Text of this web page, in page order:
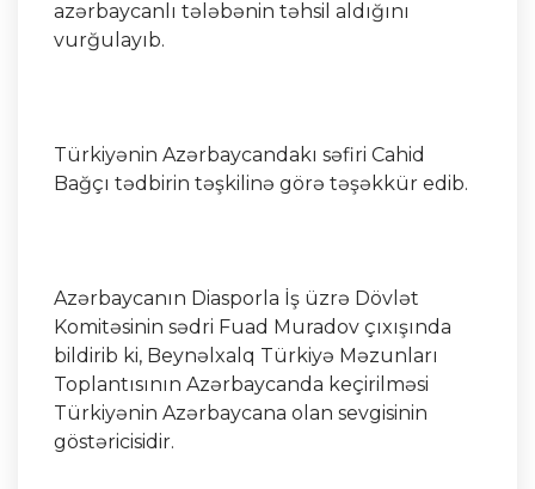
azərbaycanlı tələbənin təhsil aldığını
vurğulayıb.
Türkiyənin Azərbaycandakı səfiri Cahid
Bağçı tədbirin təşkilinə görə təşəkkür edib.
Azərbaycanın Diasporla İş üzrə Dövlət
Komitəsinin sədri Fuad Muradov çıxışında
bildirib ki, Beynəlxalq Türkiyə Məzunları
Toplantısının Azərbaycanda keçirilməsi
Türkiyənin Azərbaycana olan sevgisinin
göstəricisidir.